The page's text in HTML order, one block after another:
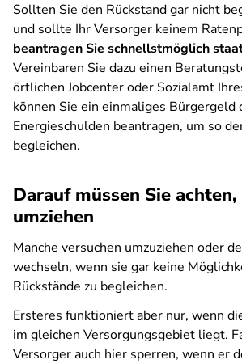
Sollten Sie den Rückstand gar nicht
und sollte Ihr Versorger keinem
beantragen Sie schnellstmöglich
Vereinbaren Sie dazu einen
örtlichen Jobcenter oder Sozialamt
können Sie ein einmaliges Bürgergeld
Energieschulden beantragen, um so
begleichen.
Darauf müssen Sie
umziehen
Manche versuchen umzuziehen oder
wechseln, wenn sie gar keine
Rückstände zu begleichen.
Ersteres funktioniert aber nur, wenn
im gleichen Versorgungsgebiet liegt.
Versorger auch hier sperren, wenn er